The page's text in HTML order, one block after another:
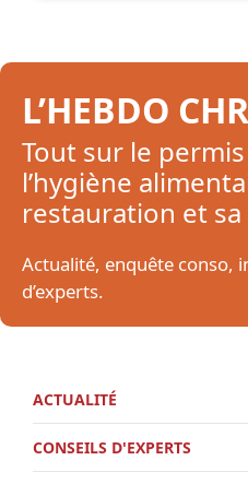
L’HEBDO CHR
Tout sur le
l’hygiène
restauration et
Actualité, enquête conso,
d’experts.
ACTUALITÉ
CONSEILS D'EXPERTS